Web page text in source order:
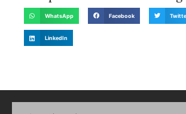
WhatsApp Facebook
LinkedIn